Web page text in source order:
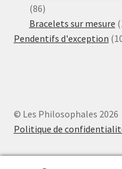
8686
produits
Bracelets sur mesure
Pendentifs d'exception
© Les Philosophales 2026
Politique de